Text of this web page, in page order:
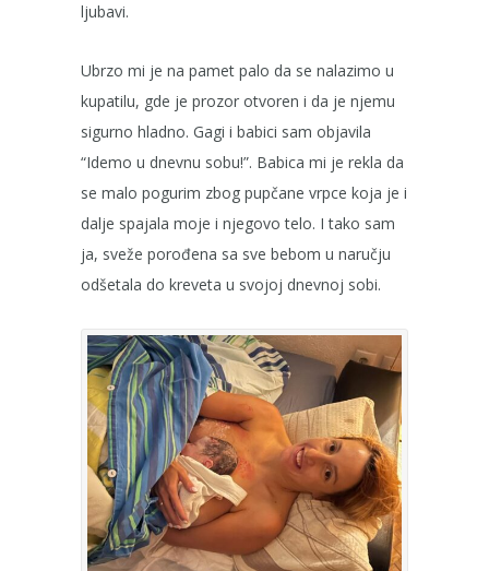
ljubavi.
Ubrzo mi je na pamet palo da se nalazimo u
kupatilu, gde je prozor otvoren i da je njemu
sigurno hladno. Gagi i babici sam objavila
“Idemo u dnevnu sobu!”. Babica mi je rekla da
se malo pogurim zbog pupčane vrpce koja je i
dalje spajala moje i njegovo telo. I tako sam
ja, sveže porođena sa sve bebom u naručju
odšetala do kreveta u svojoj dnevnoj sobi.